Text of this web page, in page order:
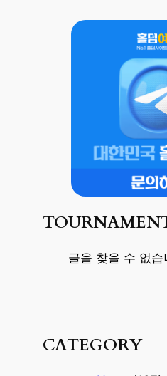
글을 찾을 수 없습
CATEGORY